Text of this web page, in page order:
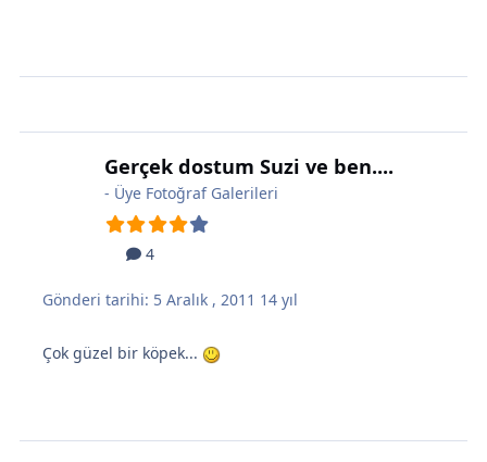
Gerçek dostum Suzi ve ben....
- Üye Fotoğraf Galerileri
4
Gönderi tarihi: 5 Aralık , 2011 14 yıl
Çok güzel bir köpek...